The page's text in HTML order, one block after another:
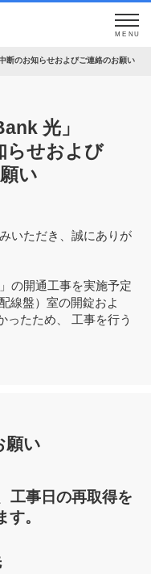
MENU
断のお知らせおよびご連絡のお願い
光」
らせおよび
い
いただき、誠にありが
の開通工事を実施予定
線盤）室の開錠およ
ったため、 工事を行う
願い
工事日の再取得を
。